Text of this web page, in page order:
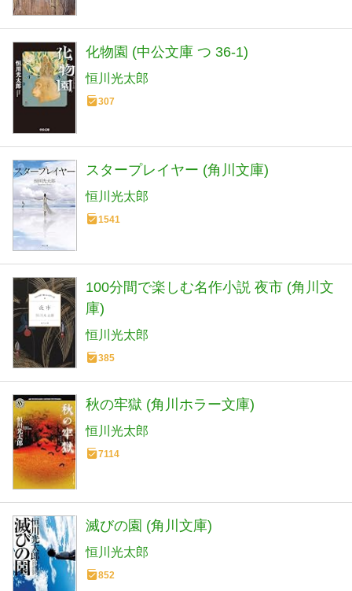
化物園 (中公文庫 つ 36-1)
恒川光太郎
307
スタープレイヤー (角川文庫)
恒川光太郎
1541
100分間で楽しむ名作小説 夜市 (角川文
庫)
恒川光太郎
385
秋の牢獄 (角川ホラー文庫)
恒川光太郎
7114
滅びの園 (角川文庫)
恒川光太郎
852